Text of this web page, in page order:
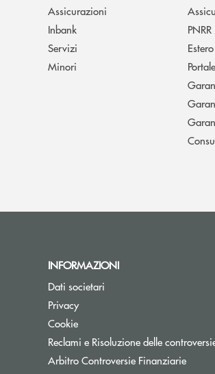
Assicurazioni
Inbank
Servizi
Minori
PNRR
Estero
INFORMAZIONI
Dati societari
Privacy
Cookie
Reclami e Risoluzione delle
Arbitro Controversie FinanziarieApre